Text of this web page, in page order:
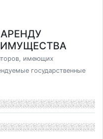
ИМУЩЕСТВА
имеющих
государственные